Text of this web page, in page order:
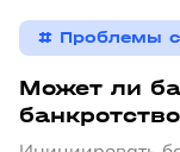
# Проблемы
Может ли